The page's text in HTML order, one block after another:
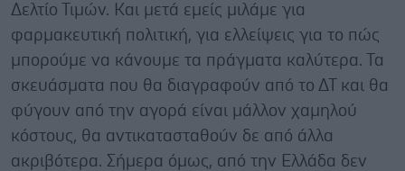
Δελτίο Τιμών. Και μετά εμείς μιλάμε για
φαρμακευτική πολιτική, για ελλείψεις για το πώς
μπορούμε να κάνουμε τα πράγματα καλύτερα. Τα
σκευάσματα που θα διαγραφούν από το ΔΤ και θα
φύγουν από την αγορά είναι μάλλον χαμηλού
κόστους, θα αντικατασταθούν δε από άλλα
ακριβότερα. Σήμερα όμως, από την Ελλάδα δεν